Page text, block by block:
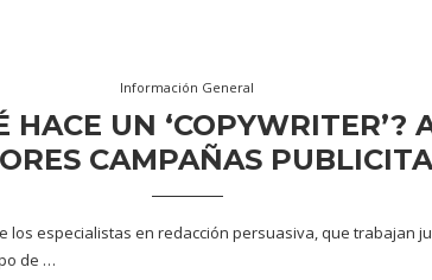
Información General
HACE UN ‘COPYWRITER’?
CAMPAÑAS
los especialistas en redacción persuasiva, que trabajan
de …